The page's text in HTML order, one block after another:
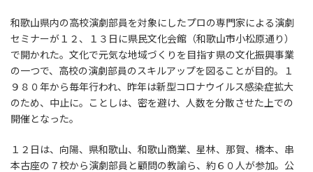
和歌山県内の高校演劇部員を対象にしたプロの専門家による演劇
セミナーが１２、１３日に県民文化会館（和歌山市小松原通り）
で開かれた。文化で元気な地域づくりを目指す県の文化振興事業
の一つで、高校の演劇部員のスキルアップを図ることが目的。１
９８０年から毎年行われ、昨年は新型コロナウイルス感染症拡大
のため、中止に。ことしは、密を避け、人数を分散させた上での
開催となった。
１２日は、向陽、県和歌山、和歌山商業、星林、那賀、橋本、串
本古座の７校から演劇部員と顧問の教諭ら、約６０人が参加。公